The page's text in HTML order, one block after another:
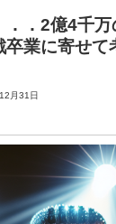
．．2億4千
卒業に寄せて
月31日